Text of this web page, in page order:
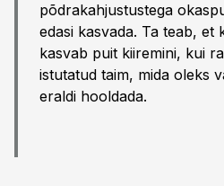
põdrakahjustustega
edasi kasvada. Ta teab, et
kasvab puit kiiremini, kui
istutatud taim, mida oleks
eraldi hooldada.